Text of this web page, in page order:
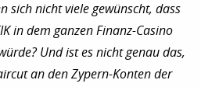
sich nicht viele gewünscht, dass
in dem ganzen Finanz-Casino
Und ist es nicht genau das,
an den Zypern-Konten der